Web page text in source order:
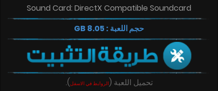
Sound Card: DirectX Compatible Soundcard
حجم اللعبة : 8.05 GB
تحميل اللعبة (الروابط في الاسفل)
.